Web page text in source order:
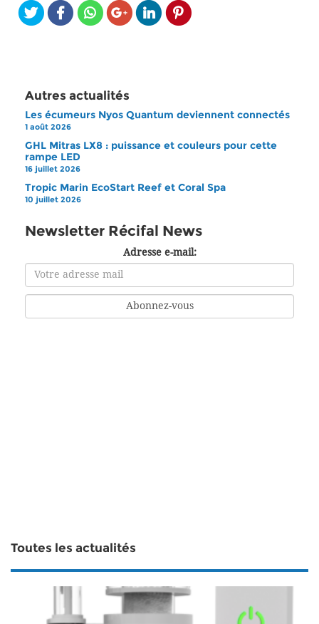
Autres actualités
Les écumeurs Nyos Quantum deviennent connectés
1 août 2026
GHL Mitras LX8 : puissance et couleurs pour cette
rampe LED
16 juillet 2026
Tropic Marin EcoStart Reef et Coral Spa
10 juillet 2026
Newsletter Récifal News
Adresse e-mail:
Toutes les actualités